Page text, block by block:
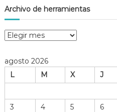
Archivo de herramientas
A
h
o
agosto 2026
L
M X J
3
4 5 6